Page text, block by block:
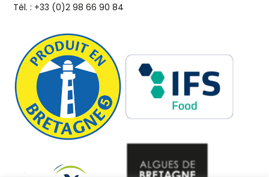
Tél. : +33 (0)2 98 66 90 84